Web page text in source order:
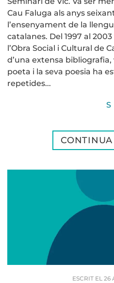
Cau Faluga als anys
l’ensenyament de la
catalanes. Del 1997 al
l’Obra Social i Cultural de
d’una extensa
poeta i la seva poesia ha
repetides...
S
ESCRIT EL 26